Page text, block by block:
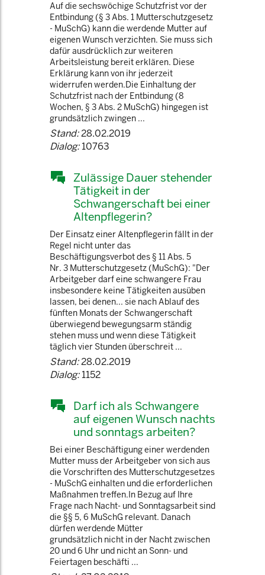
Auf die sechswöchige Schutzfrist vor der
Entbindung (§ 3 Abs. 1 Mutterschutzgesetz
- MuSchG) kann die werdende Mutter auf
eigenen Wunsch verzichten. Sie muss sich
dafür ausdrücklich zur weiteren
Arbeitsleistung bereit erklären. Diese
Erklärung kann von ihr jederzeit
widerrufen werden.Die Einhaltung der
Schutzfrist nach der Entbindung (8
Wochen, § 3 Abs. 2 MuSchG) hingegen ist
grundsätzlich zwingen ...
Stand:28.02.2019
Dialog:10763
Zulässige Dauer stehender
Tätigkeit in der
Schwangerschaft bei einer
Altenpflegerin?
Der Einsatz einer Altenpflegerin fällt in der
Regel nicht unter das
Beschäftigungsverbot des § 11 Abs. 5
Nr. 3 Mutterschutzgesetz (MuSchG): "Der
Arbeitgeber darf eine schwangere Frau
insbesondere keine Tätigkeiten ausüben
lassen, bei denen... sie nach Ablauf des
fünften Monats der Schwangerschaft
überwiegend bewegungsarm ständig
stehen muss und wenn diese Tätigkeit
täglich vier Stunden überschreit ...
Stand:28.02.2019
Dialog:1152
Darf ich als Schwangere
auf eigenen Wunsch nachts
und sonntags arbeiten?
Bei einer Beschäftigung einer werdenden
Mutter muss der Arbeitgeber von sich aus
die Vorschriften des Mutterschutzgesetzes
- MuSchG einhalten und die erforderlichen
Maßnahmen treffen.In Bezug auf Ihre
Frage nach Nacht- und Sonntagsarbeit sind
die §§ 5, 6 MuSchG relevant. Danach
dürfen werdende Mütter
grundsätzlich nicht in der Nacht zwischen
20 und 6 Uhr und nicht an Sonn- und
Feiertagen beschäfti ...